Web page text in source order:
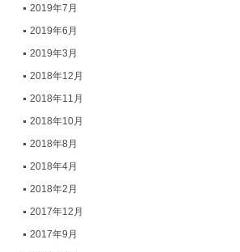
2019年7月
2019年6月
2019年3月
2018年12月
2018年11月
2018年10月
2018年8月
2018年4月
2018年2月
2017年12月
2017年9月